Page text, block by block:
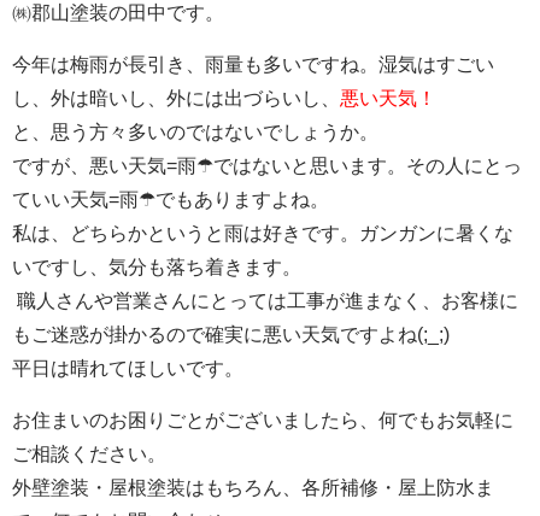
㈱郡山塗装の田中です。
今年は梅雨が長引き、雨量も多いですね。湿気はすごい
し、外は暗いし、外には出づらいし、 悪い天気！
と、思う方々多いのではないでしょうか。
ですが、悪い天気=雨☂ではないと思います。その人にとっ
ていい天気=雨☂でもありますよね。
私は、どちらかというと雨は好きです。ガンガンに暑くな
いですし、気分も落ち着きます。
職人さんや営業さんにとっては工事が進まなく、お客様に
もご迷惑が掛かるので確実に悪い天気ですよね(;_;)
平日は晴れてほしいです。
お住まいのお困りごとがございましたら、何でもお気軽に
ご相談ください。
外壁塗装・屋根塗装はもちろん、各所補修・屋上防水ま